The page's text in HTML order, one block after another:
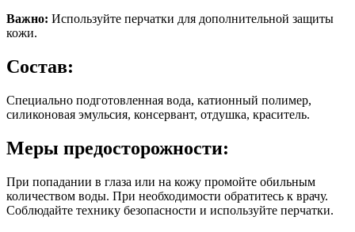
Важно: Используйте перчатки для дополнительной защиты
кожи.
Состав:
Специально подготовленная вода, катионный полимер,
силиконовая эмульсия, консервант, отдушка, краситель.
Меры предосторожности:
При попадании в глаза или на кожу промойте обильным
количеством воды. При необходимости обратитесь к врачу.
Соблюдайте технику безопасности и используйте перчатки.